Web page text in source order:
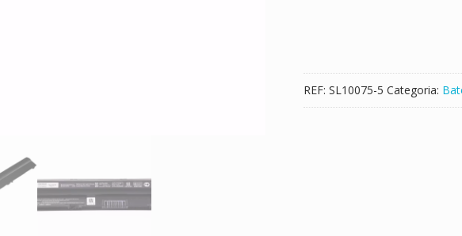
REF: SL10075-5 Categoria: